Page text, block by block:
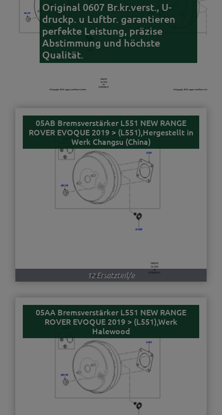
Original 0607 Br.kr.verst., U-
druckp. u Luftbr. garantieren
perfekte Leistung, präzise
Abstimmung und höchste
Qualität.
05AB Bremsverstärker L551 NEW RANGE
ROVER EVOQUE 2019 > (L551),Hergestellt in
Werk Changsu (China)
12 Ersatzteil/e
05AA Bremsverstärker L551 NEW RANGE
ROVER EVOQUE 2019 > (L551),Werk
Halewood